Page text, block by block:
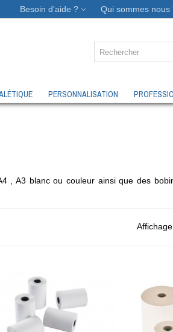
Qui sommes nous
Besoin d'aide ?
PERSONNALISATION
, A3 blanc ou couleur ainsi que des